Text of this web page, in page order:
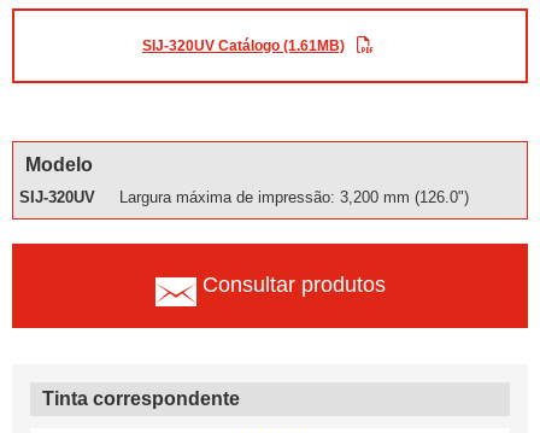
SIJ-320UV Catálogo (1.61MB)
Modelo
SIJ-320UV Largura máxima de impressão: 3,200 mm (126.0")
Consultar produtos
Tinta correspondente